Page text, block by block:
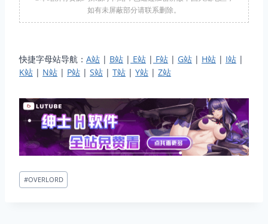
如有未屏蔽部分请联系删除。
快捷字母站导航： A站 | B站 | E站 | F站 | G站 | H站 | I站 |
K站 | N站 | P站 | S站 | T站 | Y站 | Z站
文
章
#OVERLORD